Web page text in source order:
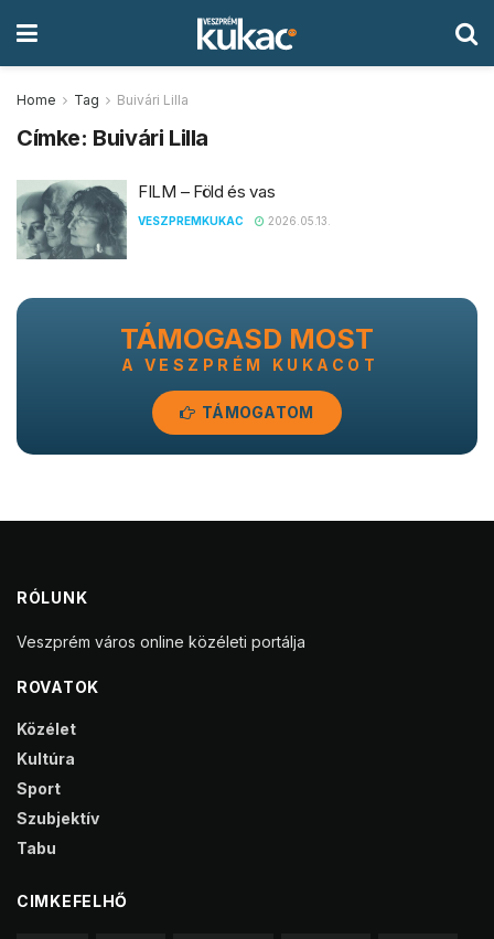
Home Tag Buivári Lilla
Címke: Buivári Lilla
FILM – Föld és vas
VESZPREMKUKAC 2026.05.13.
TÁMOGASD MOST
A VESZPRÉM KUKACOT
TÁMOGATOM
RÓLUNK
Veszprém város online közéleti portálja
ROVATOK
Közélet
Kultúra
Sport
Szubjektív
Tabu
CIMKEFELHŐ